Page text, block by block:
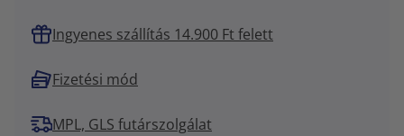
Ingyenes szállítás 14.900 Ft felett
Fizetési mód
MPL, GLS futárszolgálat